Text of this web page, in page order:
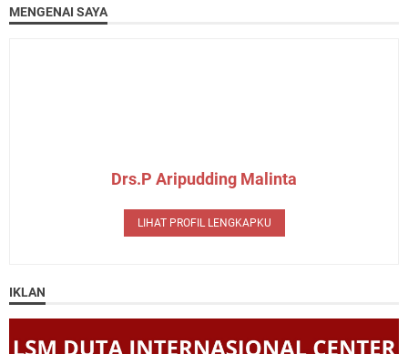
MENGENAI SAYA
Drs.P Aripudding Malinta
LIHAT PROFIL LENGKAPKU
IKLAN